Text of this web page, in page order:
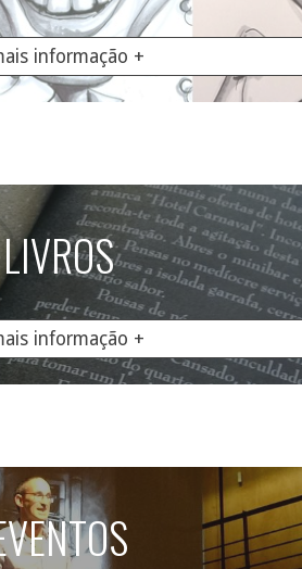
informação +
LIVROS
informação +